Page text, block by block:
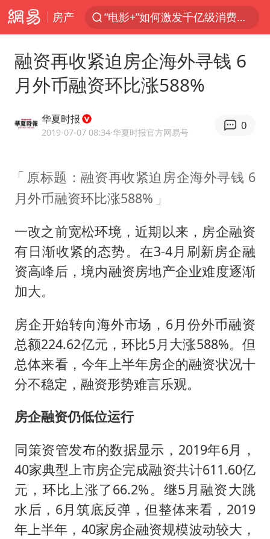
房产
台风白海豚已进入24小时警戒线
秘鲁和墨西哥宣布恢复外交关系
四川宜宾市高县4.9级地震致1人死亡
老中医：立秋后养心是关键
胡彦斌获《歌手2026》歌王
名创优品回应女子吐槽内裤质量差
飞机票免费退改真的来了
2名小孩玩手机低头幅度近乎折叠
38岁演员求职万岁山NPC成功
国防部：中国军队坚决反制任何闹海挑衅图谋
夯实基础开新局
融资再收紧迫房企海外寻钱 6
月外币融资环比涨588%
华夏时报
2019-07-07 08:34·华夏时报官方网易号
0
原标题：融资再收紧迫房企海外寻钱 6
月外币融资环比涨588%
一改之前宽松环境，近期以来，房企融资
有日渐收紧的态势。在3-4月刷新房企融
资高峰后，境内融资房地产企业难度逐渐
加大。
房企开始转向海外市场，6月份外币融资
总额224.62亿元，环比5月大涨588%。但
总体来看，今年上半年房企的融资状况十
分不稳定，融资形势难言乐观。
房企融资仍低位运行
同策资管发布的数据显示，2019年6月，
40家典型上市房企完成融资共计611.60亿
元，环比上涨了66.2%。继5月融资大跳
水后，6月筑底反弹，但整体来看，2019
年上半年，40家房企融资规模波动较大，